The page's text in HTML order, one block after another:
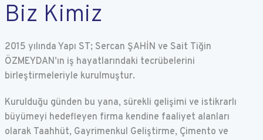
Biz Kimiz
2015 yılında Yapı ST; Sercan ŞAHİN ve Sait Tiğin
ÖZMEYDAN’ın iş hayatlarındaki tecrübelerini
birleştirmeleriyle kurulmuştur.
Kurulduğu günden bu yana, sürekli gelişimi ve istikrarlı
büyümeyi hedefleyen firma kendine faaliyet alanları
olarak Taahhüt, Gayrimenkul Geliştirme, Çimento ve